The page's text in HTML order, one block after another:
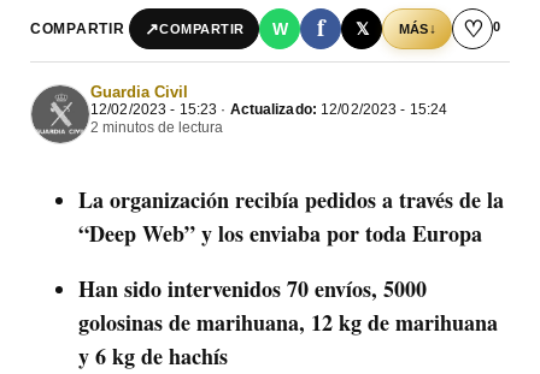
COMPARTIR ↗COMPARTIR W f 𝕏 MÁS↓ ♡ 0
Guardia Civil
12/02/2023 - 15:23 · Actualizado: 12/02/2023 - 15:24
2 minutos de lectura
La organización recibía pedidos a través de la
“Deep Web” y los enviaba por toda Europa
Han sido intervenidos 70 envíos, 5000
golosinas de marihuana, 12 kg de marihuana
y 6 kg de hachís